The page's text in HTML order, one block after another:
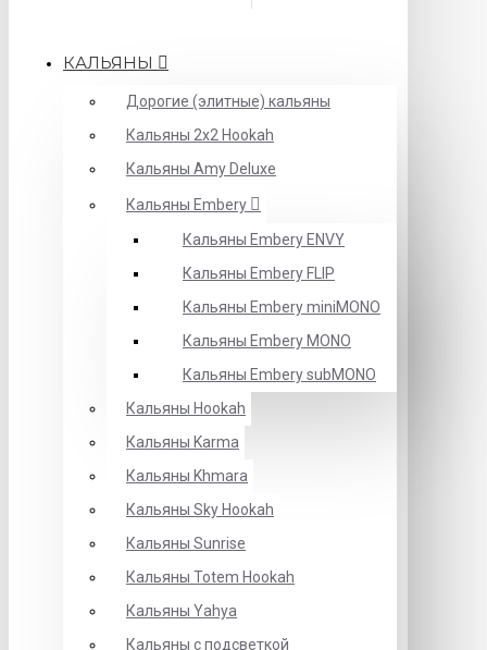
КАЛЬЯНЫ
Дорогие (элитные) кальяны
Кальяны 2х2 Hookah
Кальяны Amy Deluxe
Кальяны Embery
Кальяны Embery ENVY
Кальяны Embery FLIP
Кальяны Embery miniMONO
Кальяны Embery MONO
Кальяны Embery subMONO
Кальяны Hookah
Кальяны Karma
Кальяны Khmara
Кальяны Sky Hookah
Кальяны Sunrise
Кальяны Totem Hookah
Кальяны Yahya
Кальяны с подсветкой